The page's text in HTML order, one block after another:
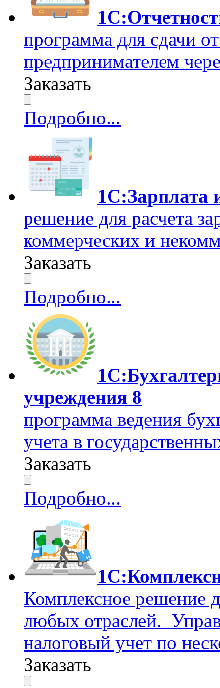
программа для сдачи
предпринимателем
Заказать
Подробно...
1С:Зарплата
решение для расчета
коммерческих и
Заказать
Подробно...
учреждения 8
программа ведения
учета в
Заказать
Подробно...
Комплексное решение
любых отраслей.
налоговый учет по
Заказать